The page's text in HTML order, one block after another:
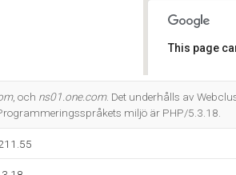
This page
, och ns01.one.com. Det underhålls av
miljö är PHP/5.3.18.